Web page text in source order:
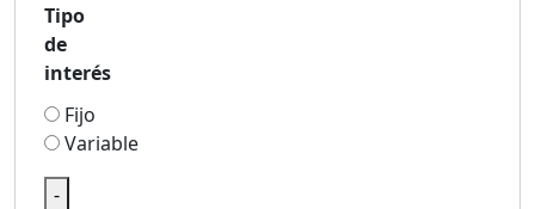
Tipo
de
interés
Fijo
Variable
-